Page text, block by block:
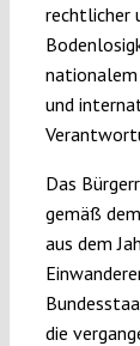
rechtlicher
und
Das
gemäß dem
aus dem
die